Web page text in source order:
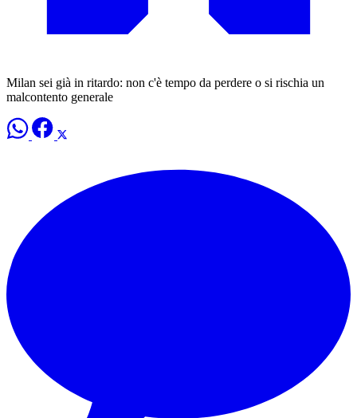
Milan sei già in ritardo: non c'è tempo da perdere o si rischia un
malcontento generale